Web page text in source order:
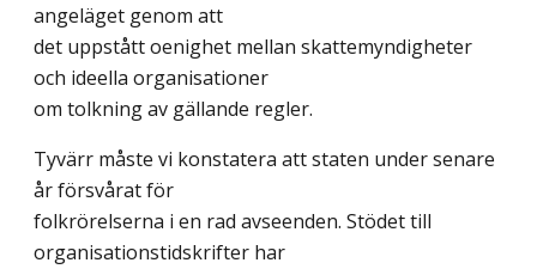
angeläget genom att
det uppstått oenighet mellan skattemyndigheter
och ideella organisationer
om tolkning av gällande regler.
Tyvärr måste vi konstatera att staten under senare
år försvårat för
folkrörelserna i en rad avseenden. Stödet till
organisationstidskrifter har